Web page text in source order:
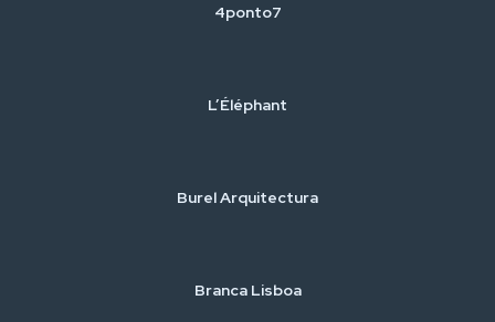
4ponto7
L’Éléphant
Burel Arquitectura
Branca Lisboa